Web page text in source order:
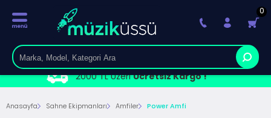
2000 TL ÜzeriÜcretsiz Kargo !
0
Anasayfa Sahne Ekipmanları Amfiler Power Amfi